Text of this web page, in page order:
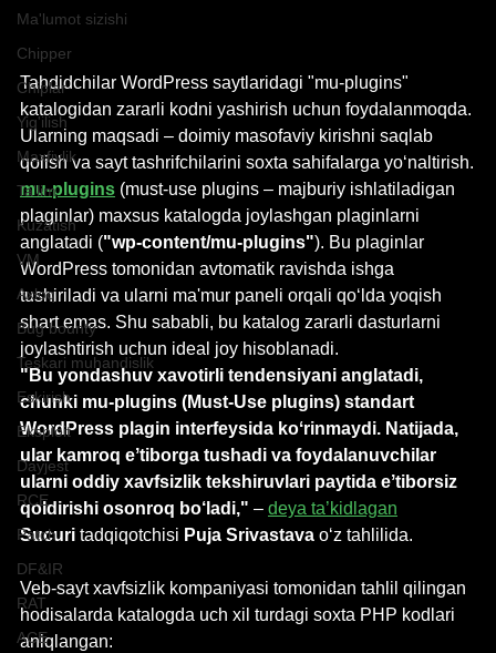
Ma'lumot sizishi
Chipper
Chiplar
Yig'ilish
Maxfiylik
Ta'lim
Kuzatish
VM
Axloq
Bug bounty
Teskari muhandislik
Eskirish
Eksploit
Dayjest
RCE
Patch
DF&IR
RAT
ACE
Tahdidchilar WordPress saytlaridagi "mu-plugins"
katalogidan zararli kodni yashirish uchun foydalanmoqda.
Ularning maqsadi – doimiy masofaviy kirishni saqlab
qolish va sayt tashrifchilarini soxta sahifalarga yoʻnaltirish.
mu-plugins (must-use plugins – majburiy ishlatiladigan
plaginlar) maxsus katalogda joylashgan plaginlarni
anglatadi ("wp-content/mu-plugins"). Bu plaginlar
WordPress tomonidan avtomatik ravishda ishga
tushiriladi va ularni ma'mur paneli orqali qoʻlda yoqish
shart emas. Shu sababli, bu katalog zararli dasturlarni
joylashtirish uchun ideal joy hisoblanadi.
"Bu yondashuv xavotirli tendensiyani anglatadi,
chunki mu-plugins (Must-Use plugins) standart
WordPress plagin interfeysida koʻrinmaydi. Natijada,
ular kamroq eʼtiborga tushadi va foydalanuvchilar
ularni oddiy xavfsizlik tekshiruvlari paytida eʼtiborsiz
qoldirishi osonroq bo‘ladi," – deya ta’kidlagan
Sucuri tadqiqotchisi Puja Srivastava oʻz tahlilida.
Veb-sayt xavfsizlik kompaniyasi tomonidan tahlil qilingan
hodisalarda katalogda uch xil turdagi soxta PHP kodlari
aniqlangan: